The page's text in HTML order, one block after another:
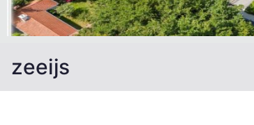
zeeijs